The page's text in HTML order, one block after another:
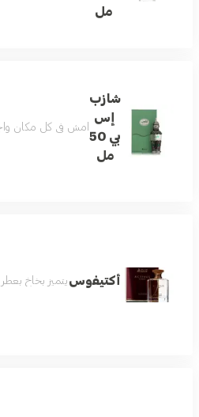
مل
شازب
إس
بي 50
مل
امشِ في كل مكان
أكتيفوس يتميز بخاخ